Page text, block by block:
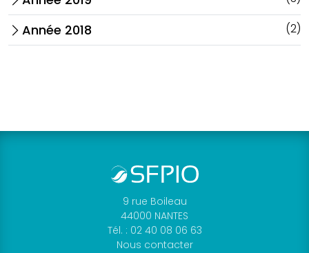
arrow_forward_ios Année 2018 (2)
9 rue Boileau
44000 NANTES
Tél. : 02 40 08 06 63
Nous contacter